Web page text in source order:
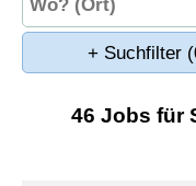
+ Suchfilter
46 Jobs für